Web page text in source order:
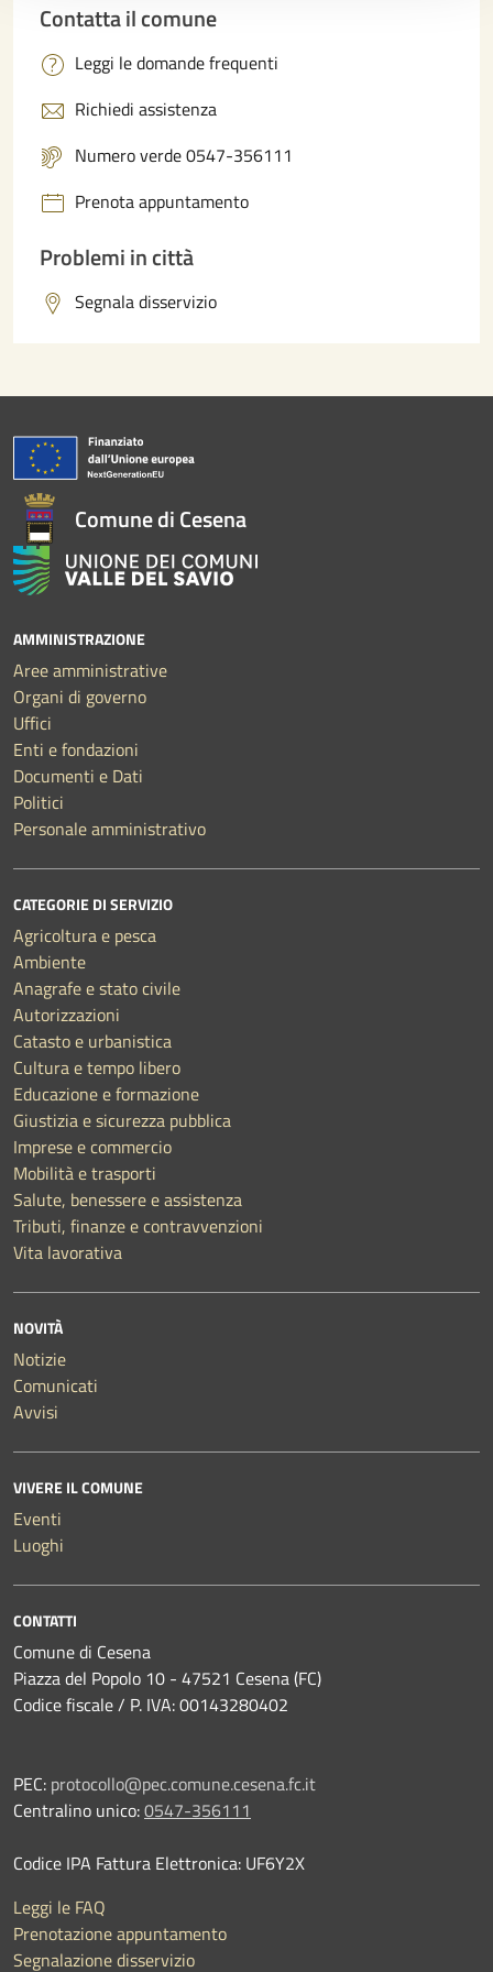
Contatta il comune
Leggi le domande frequenti
Richiedi assistenza
Numero verde 0547-356111
Prenota appuntamento
Problemi in città
Segnala disservizio
Comune di Cesena
AMMINISTRAZIONE
Aree amministrative
Organi di governo
Uffici
Enti e fondazioni
Documenti e Dati
Politici
Personale amministrativo
CATEGORIE DI SERVIZIO
Agricoltura e pesca
Ambiente
Anagrafe e stato civile
Autorizzazioni
Catasto e urbanistica
Cultura e tempo libero
Educazione e formazione
Giustizia e sicurezza pubblica
Imprese e commercio
Mobilità e trasporti
Salute, benessere e assistenza
Tributi, finanze e contravvenzioni
Vita lavorativa
NOVITÀ
Notizie
Comunicati
Avvisi
VIVERE IL COMUNE
Eventi
Luoghi
CONTATTI
Comune di Cesena
Piazza del Popolo 10 - 47521 Cesena (FC)
Codice fiscale / P. IVA: 00143280402
PEC: protocollo@pec.comune.cesena.fc.it
Centralino unico:0547-356111
Codice IPA Fattura Elettronica: UF6Y2X
Leggi le FAQ
Prenotazione appuntamento
Segnalazione disservizio